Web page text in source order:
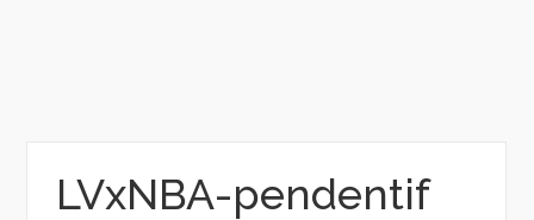
LVxNBA-pendentif